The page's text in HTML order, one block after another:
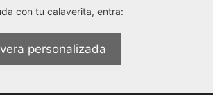
con tu calaverita, entra:
personalizada